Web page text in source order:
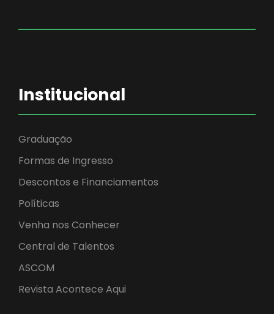
Institucional
Graduação
Formas de Ingresso
Descontos e Financiamentos
Políticas
Venha nos Conhecer
Central de Talentos
ASCOM
Revista Acontece Aqui